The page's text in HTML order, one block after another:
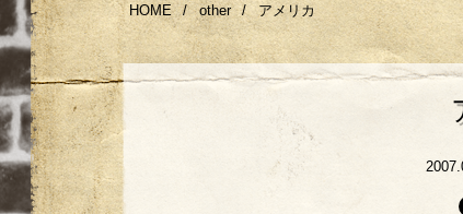
HOME / other / アメリカ